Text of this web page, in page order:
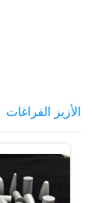
الأزيز الفراغات